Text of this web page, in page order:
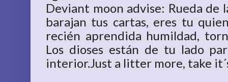
Deviant moon advise: Rueda
barajan tus cartas, eres tu
recién aprendida humildad,
Los dioses están de tu lado
interior.Just a litter more, take